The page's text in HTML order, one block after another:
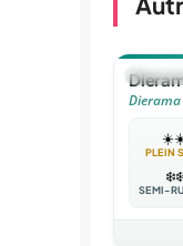
🪴
☀️
PLEIN
❄️